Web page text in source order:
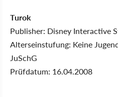
Turok
Publisher: Disney Interactive
Alterseinstufung: Keine
JuSchG
Prüfdatum: 16.04.2008